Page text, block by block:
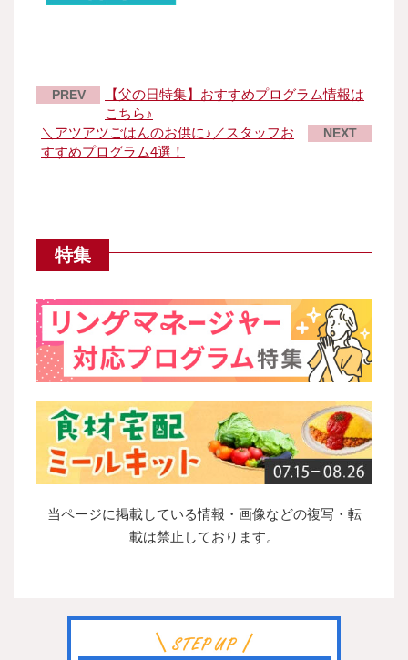
PREV
【父の日特集】おすすめプログラム情報は
こちら♪
＼アツアツごはんのお供に♪／スタッフお
すすめプログラム4選！
NEXT
特集
当ページに掲載している情報・画像などの複写・転
載は禁止しております。